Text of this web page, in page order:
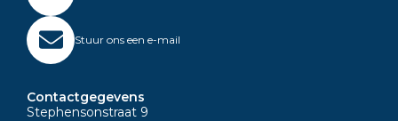
Stuur ons een e-mail
Contactgegevens
Stephensonstraat 9